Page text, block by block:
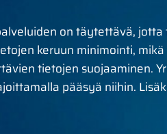
on täytettävä,
keruun minimointi,
tietojen suojaaminen.
pääsyä niihin.